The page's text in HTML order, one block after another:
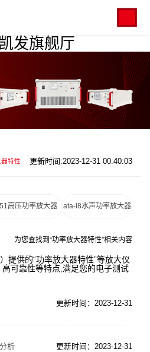
发旗舰厅
特性 更新时间:2023-12-31 00:40:03
高压功率放大器 ata-l8水声功率放大器
为您查找到“功率放大器特性”相关内容
提供的“功率放大器特性”等放大仪
可靠性等特点,满足您的电子测试
更新时间：2023-12-31
析 更新时间：2023-12-31